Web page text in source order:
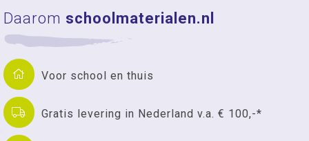
Daarom schoolmaterialen.nl
Voor school en thuis
Gratis levering in Nederland v.a. € 100,-*